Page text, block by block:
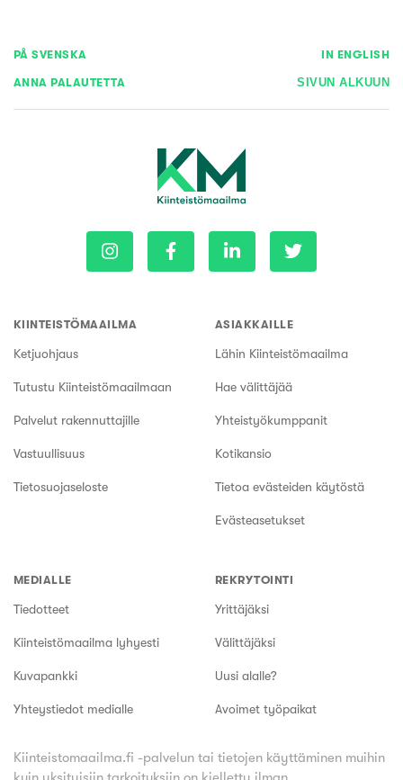
PÅ SVENSKA IN ENGLISH
ANNA PALAUTETTA SIVUN ALKUUN
KIINTEISTÖMAAILMA
Ketjuohjaus
Tutustu Kiinteistömaailmaan
Palvelut rakennuttajille
Vastuullisuus
Tietosuojaseloste
ASIAKKAILLE
Lähin Kiinteistömaailma
Hae välittäjää
Yhteistyökumppanit
Kotikansio
Tietoa evästeiden käytöstä
Evästeasetukset
MEDIALLE
Tiedotteet
Kiinteistömaailma lyhyesti
Kuvapankki
Yhteystiedot medialle
REKRYTOINTI
Yrittäjäksi
Välittäjäksi
Uusi alalle?
Avoimet työpaikat
Kiinteistomaailma.fi -palvelun tai tietojen käyttäminen muihin